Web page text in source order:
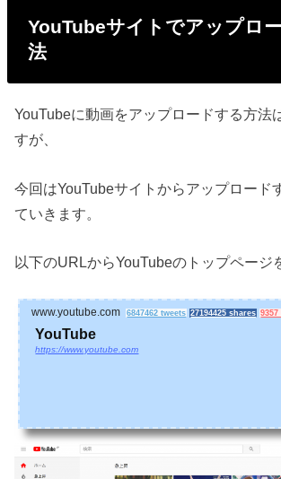
YouTubeサイトでアップロ
法
YouTubeに動画をアップロードする方法
すが、
今回はYouTubeサイトからアップロード
ていきます。
以下のURLからYouTubeのトップページ
www.youtube.com 6847462 tweets 27194425 shares
YouTube
https://www.youtube.com